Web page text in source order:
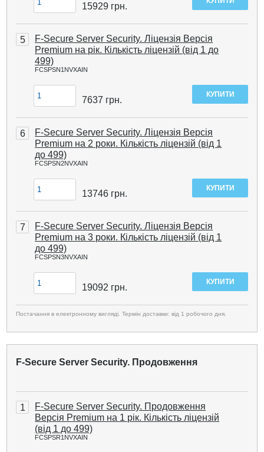
15929 грн.
5
F-Secure Server Security. Ліцензія Версія
Premium на рік. Кількість ліцензій (від 1 до
499)
FCSPSN1NVXAIN
7637 грн.
6
F-Secure Server Security. Ліцензія Версія
Premium на 2 роки. Кількість ліцензій (від 1
до 499)
FCSPSN2NVXAIN
13746 грн.
7
F-Secure Server Security. Ліцензія Версія
Premium на 3 роки. Кількість ліцензій (від 1
до 499)
FCSPSN3NVXAIN
19092 грн.
Постачання в електронному вигляді. Термін доставки: від 1 робочого дня.
F-Secure Server Security. Продовження
1
F-Secure Server Security. Продовження
Версія Premium на 1 рік. Кількість ліцензій
(від 1 до 499)
FCSPSR1NVXAIN